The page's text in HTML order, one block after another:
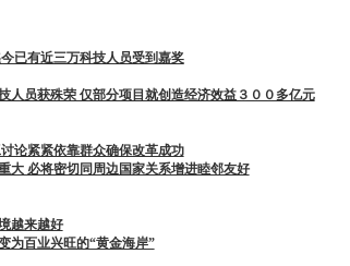
已有近三万科技人员受到嘉奖
人员获殊荣 仅部分项目就创造经济效益３００多亿元
论紧紧依靠群众确保改革成功
大 必将密切同周边国家关系增进睦邻友好
越来越好
为百业兴旺的“黄金海岸”